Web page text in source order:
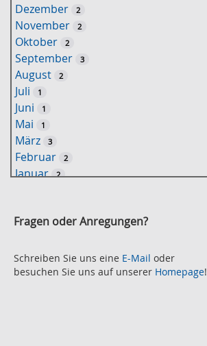
w
o
r
u
c
Dezember 2
November 2
Oktober 2
September 3
August 2
Juli 1
Juni 1
Mai 1
März 3
Februar 2
Januar 2
Oktober 2
August 2
Juli 2
Fragen oder Anregungen?
Schreiben Sie uns eine E-Mail oder
besuchen Sie uns auf unserer Homepage!